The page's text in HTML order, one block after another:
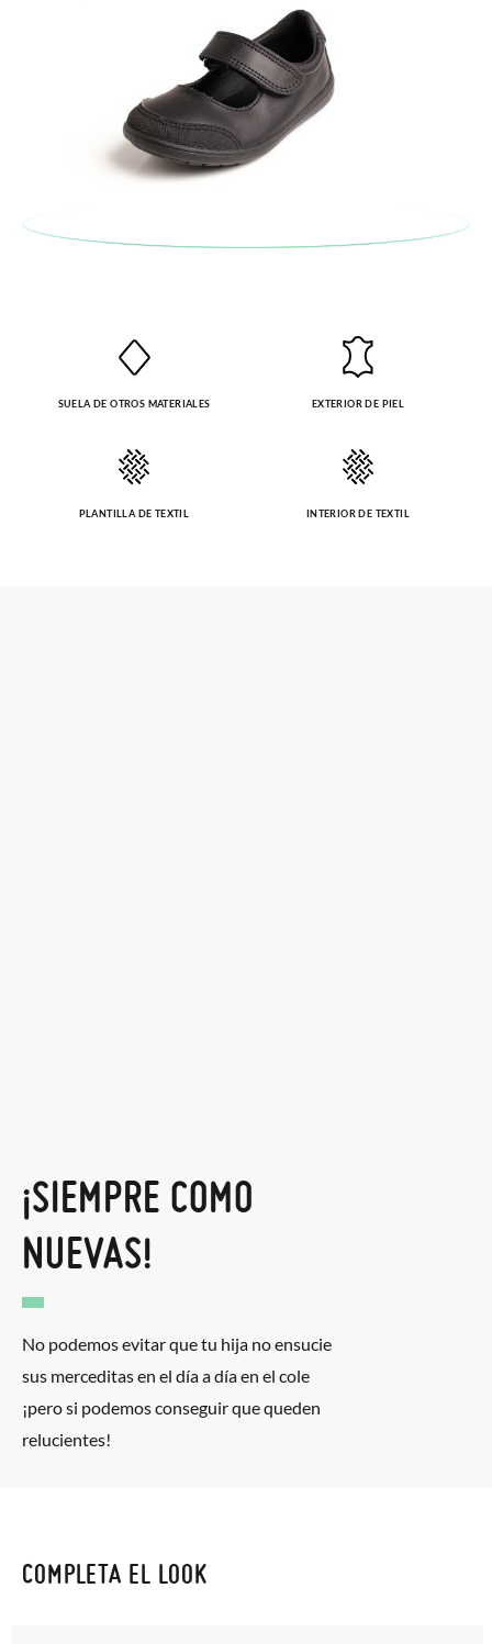
SUELA DE OTROS MATERIALES EXTERIOR DE PIEL
PLANTILLA DE TEXTIL INTERIOR DE TEXTIL
¡SIEMPRE COMO
NUEVAS!
No podemos evitar que tu hija no ensucie
sus merceditas en el día a día en el cole
¡pero si podemos conseguir que queden
relucientes!
COMPLETA EL LOOK